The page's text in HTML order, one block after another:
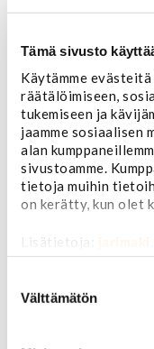
Tämä sivusto
Käytämme
räätälöimiseen,
tukemiseen ja
jaamme sosiaalisen
alan
sivustoamme.
tietoja muihin
on kerätty, kun olet
Lisätietoja:
valinta
Välttämätön
Maskit
Ovipeilit